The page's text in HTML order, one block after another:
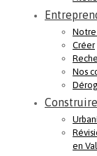
Créer
Nos
Construire
en